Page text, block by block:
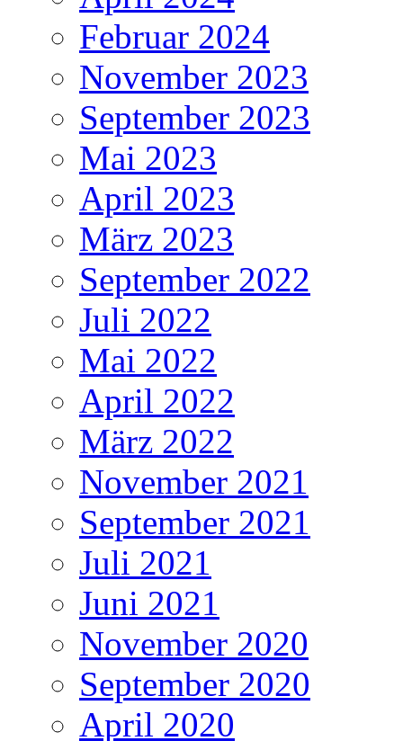
Februar 2024
November 2023
September 2023
Mai 2023
April 2023
März 2023
September 2022
Juli 2022
Mai 2022
April 2022
März 2022
November 2021
September 2021
Juli 2021
Juni 2021
November 2020
September 2020
April 2020